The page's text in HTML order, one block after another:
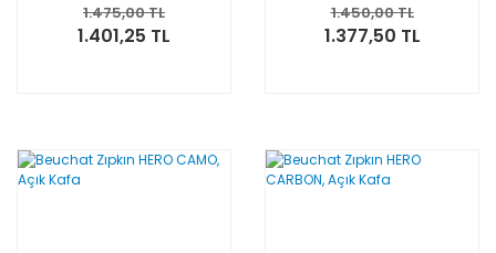
1.475,00 TL
1.401,25 TL
1.450,00 TL
1.377,50 TL